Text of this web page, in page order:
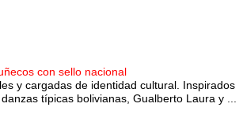
con sello nacional
y cargadas de identidad cultural. Inspirados
típicas bolivianas, Gualberto Laura y ...